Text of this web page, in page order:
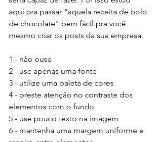
aqui pra passar "aquela receita de bolo
de chocolate" bem fácil pra você
mesmo criar os posts da sua empresa.
1 - não ouse
2 - use apenas uma fonte
3 - utilize uma paleta de cores
4 - preste atenção no contraste dos
elementos com o fundo
5 - use pouco texto na imagem
6 - mantenha uma margem uniforme e